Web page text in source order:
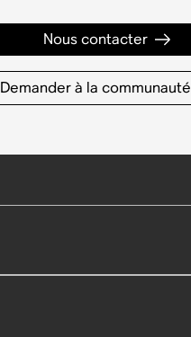
Nous contacter
Demander à la communauté